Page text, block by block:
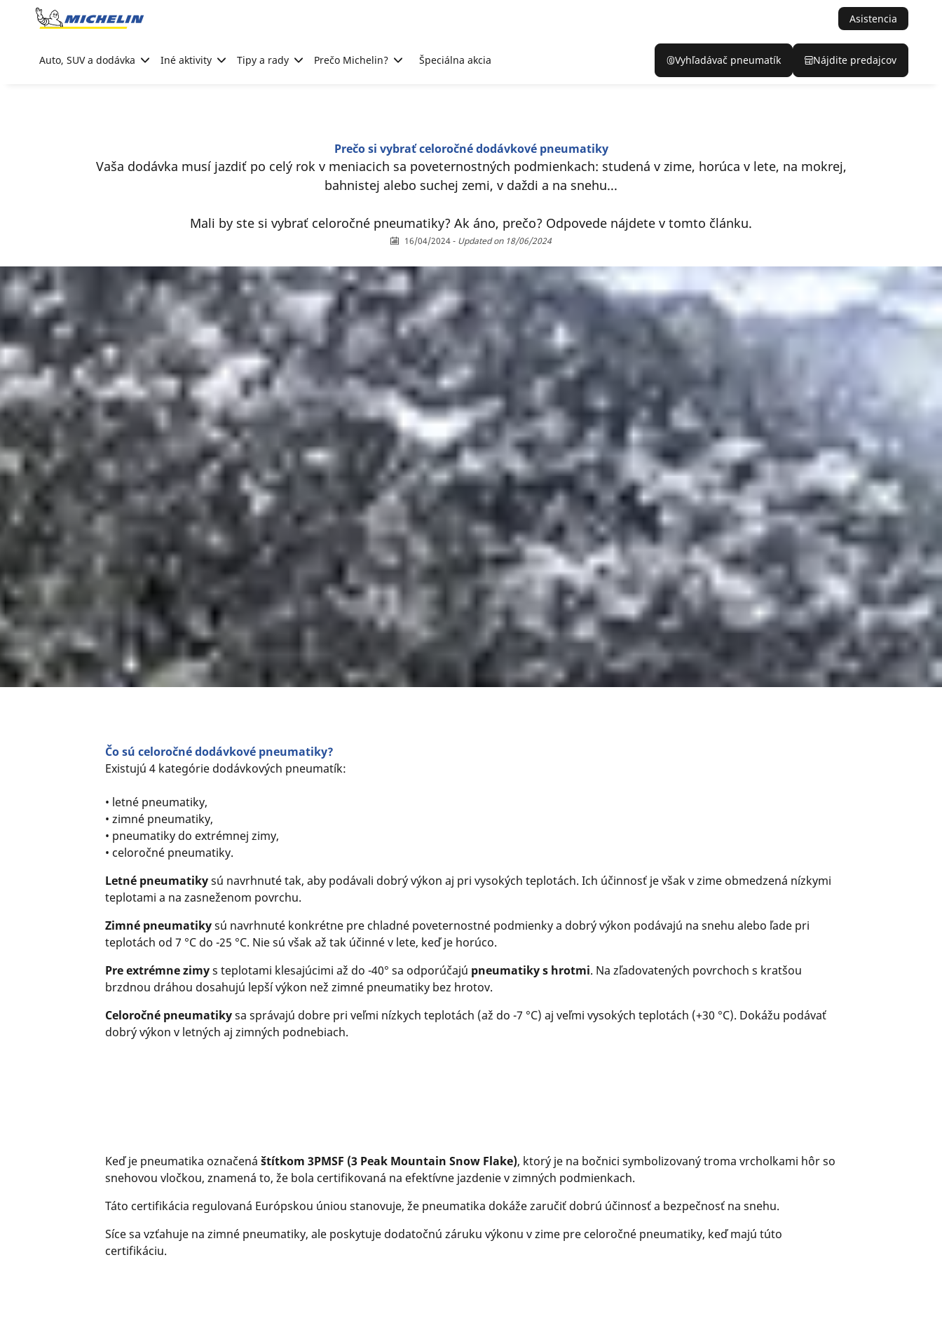
Go to page content
Asistencia
Auto, SUV a dodávka Iné aktivity Tipy a rady Prečo Michelin? Špeciálna akcia Vyhľadávač pneumatík Nájdite predajcov
Prečo si vybrať celoročné dodávkové pneumatiky
Vaša dodávka musí jazdiť po celý rok v meniacich sa poveternostných podmienkach: studená v zime, horúca v lete, na mokrej,
bahnistej alebo suchej zemi, v daždi a na snehu...
Mali by ste si vybrať celoročné pneumatiky? Ak áno, prečo? Odpovede nájdete v tomto článku.
16/04/2024- Updated on 18/06/2024
Čo sú celoročné dodávkové pneumatiky?
Existujú 4 kategórie dodávkových pneumatík:
• letné pneumatiky,
• zimné pneumatiky,
• pneumatiky do extrémnej zimy,
• celoročné pneumatiky.
Letné pneumatikysú navrhnuté tak, aby podávali dobrý výkon aj pri vysokých teplotách. Ich účinnosť je však v zime obmedzená nízkymi
teplotami a na zasneženom povrchu.
Zimné pneumatikysú navrhnuté konkrétne pre chladné poveternostné podmienky a dobrý výkon podávajú na snehu alebo ľade pri
teplotách od 7 °C do -25 °C. Nie sú však až tak účinné v lete, keď je horúco.
Pre extrémne zimys teplotami klesajúcimi až do -40° sa odporúčajú pneumatiky s hrotmi. Na zľadovatených povrchoch s kratšou
brzdnou dráhou dosahujú lepší výkon než zimné pneumatiky bez hrotov.
Celoročné pneumatikysa správajú dobre pri veľmi nízkych teplotách (až do -7 °C) aj veľmi vysokých teplotách (+30 °C). Dokážu podávať
dobrý výkon v letných aj zimných podnebiach.
Keď je pneumatika označenáštítkom 3PMSF (3 Peak Mountain Snow Flake), ktorý je na bočnici symbolizovaný troma vrcholkami hôr so
snehovou vločkou, znamená to, že bola certifikovaná na efektívne jazdenie v zimných podmienkach.
Táto certifikácia regulovaná Európskou úniou stanovuje, že pneumatika dokáže zaručiť dobrú účinnosť a bezpečnosť na snehu.
Síce sa vzťahuje na zimné pneumatiky, ale poskytuje dodatočnú záruku výkonu v zime pre celoročné pneumatiky, keď majú túto
certifikáciu.